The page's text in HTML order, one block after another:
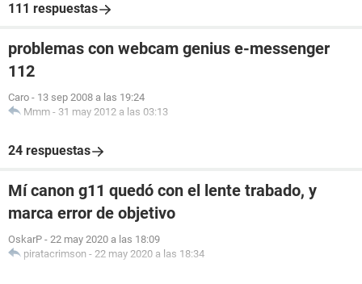
111 respuestas
problemas con webcam genius e-messenger
112
Caro - 13 sep 2008 a las 19:24
Mmm - 31 may 2012 a las 03:13
24 respuestas
Mí canon g11 quedó con el lente trabado, y
marca error de objetivo
OskarP - 22 may 2020 a las 18:09
piratacrimson - 22 may 2020 a las 18:34